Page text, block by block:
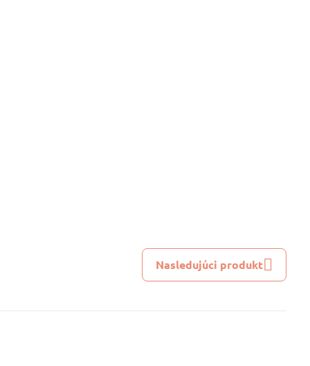
Nasledujúci produkt